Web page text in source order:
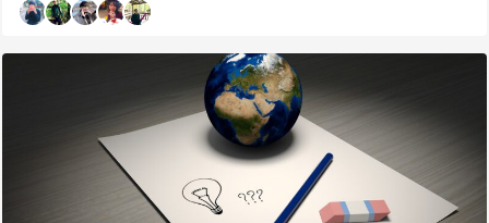
れゆえ、受け身な態度は、陰口や皮肉のような作為的な態度に発展し
は、比較的、建設的なゴールに辿り着くことは難しくないが、一方
で、相手がアグレッシブな場合はそう簡単ではないことを、実際にロ
ールプレイングを通じて感じた。相手がパッシブな場合、これは今後
自分が部下を持つに連れてよく遭遇するであろうケースだが、これも
同様に、現状の自分では難しいと思う。まずは、相手のコミュニケー
ションスタイルに応じて、自分自身がどんなコミュニケーションを取
りがちなのか、４つの柱・７つの基本姿勢・DESC法がどの程度身につ
いているか、チェックしていきたい。 ■研修講師（森口敦）へのメッセ
ージ ■ 今回も学び多き研修を、ありがとうございました。自分は比較